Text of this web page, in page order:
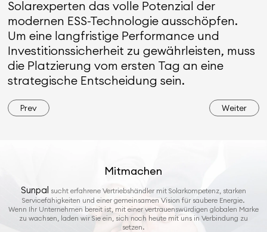
Solarexperten das volle Potenzial der
modernen ESS-Technologie ausschöpfen.
Um eine langfristige Performance und
Investitionssicherheit zu gewährleisten, muss
die Platzierung vom ersten Tag an eine
strategische Entscheidung sein.
Prev Weiter
Mitmachen
Sunpal sucht erfahrene Vertriebshändler mit Solarkompetenz, starken
Servicefähigkeiten und einer gemeinsamen Vision für saubere Energie.
Wenn Ihr Unternehmen bereit ist, mit einer vertrauenswürdigen globalen Marke
zu wachsen, laden wir Sie ein, sich noch heute mit uns in Verbindung zu
setzen.